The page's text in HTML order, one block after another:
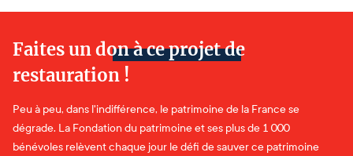
Faites un don à ce projet de
restauration !
Peu à peu, dans l'indifférence, le patrimoine de la France se
dégrade. La Fondation du patrimoine et ses plus de 1 000
bénévoles relèvent chaque jour le défi de sauver ce patrimoine